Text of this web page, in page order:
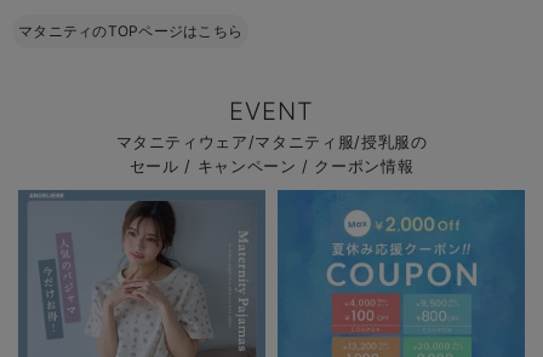
マタニティのTOPページはこちら
EVENT
マタニティウェア/マタニティ服/授乳服の
セール / キャンペーン / クーポン情報